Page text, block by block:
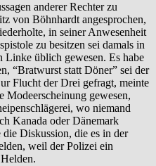
anderer Rechter zu
von Böhnhardt angesprochen,
in seiner Anwesenheit
zu besitzen sei damals in
Linke üblich gewesen. Es habe
“Bratwurst statt Döner” sei der
Flucht der Drei gefragt, meinte
Modeerscheinung gewesen,
wo niemand
Kanada oder Dänemark
Diskussion, die es in der
weil der Polizei ein